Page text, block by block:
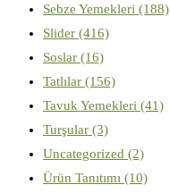
Sebze Yemekleri (188)
Slider (416)
Soslar (16)
Tatlılar (156)
Tavuk Yemekleri (41)
Turşular (3)
Uncategorized (2)
Ürün Tanıtımı (10)